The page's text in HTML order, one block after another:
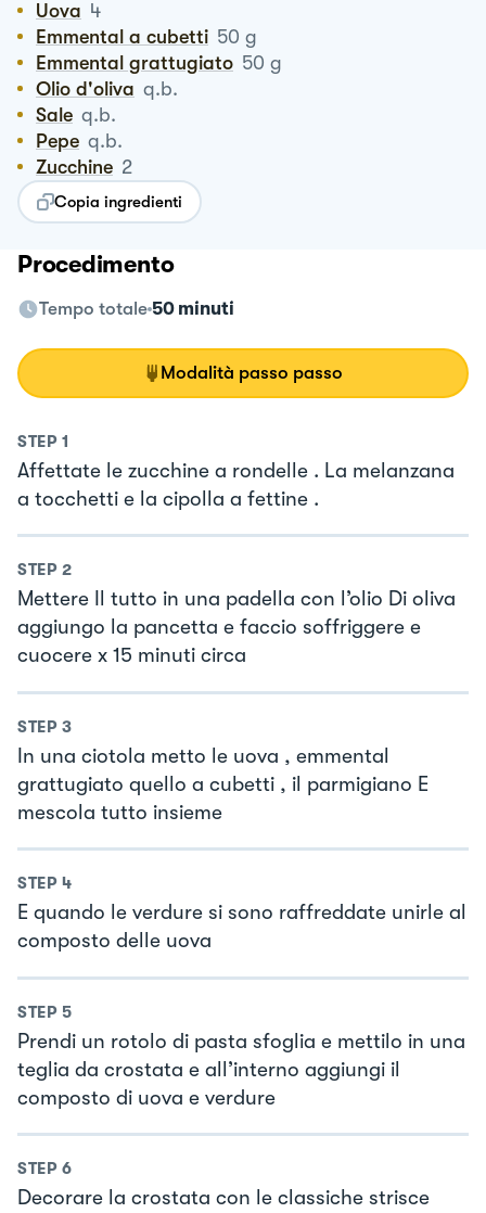
Uova 4
Emmental a cubetti 50 g
Emmental grattugiato 50 g
Olio d'oliva q.b.
Sale q.b.
Pepe q.b.
Zucchine 2
Copia ingredienti
Procedimento
Tempo totale 50 minuti
Modalità passo passo
STEP 1
Affettate le zucchine a rondelle . La melanzana
a tocchetti e la cipolla a fettine .
STEP 2
Mettere Il tutto in una padella con l’olio Di oliva
aggiungo la pancetta e faccio soffriggere e
cuocere x 15 minuti circa
STEP 3
In una ciotola metto le uova , emmental
grattugiato quello a cubetti , il parmigiano E
mescola tutto insieme
STEP 4
E quando le verdure si sono raffreddate unirle al
composto delle uova
STEP 5
Prendi un rotolo di pasta sfoglia e mettilo in una
teglia da crostata e all’interno aggiungi il
composto di uova e verdure
STEP 6
Decorare la crostata con le classiche strisce